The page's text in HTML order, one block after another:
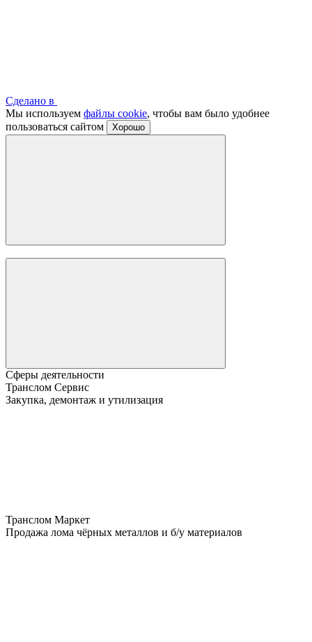
Сделано в
Мы используем файлы cookie, чтобы вам было удобнее
пользоваться сайтом
Хорошо
Сферы деятельности
Транслом Сервис
Закупка, демонтаж и утилизация
Транслом Маркет
Продажа лома чёрных металлов и б/у материалов